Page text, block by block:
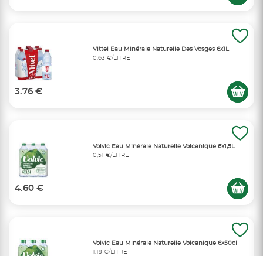
Vittel Eau Minérale Naturelle Des Vosges 6x1L
0,63 €/LITRE
3.76 €
Volvic Eau Minérale Naturelle Volcanique 6x1,5L
0,51 €/LITRE
4.60 €
Volvic Eau Minérale Naturelle Volcanique 6x50cl
1,19 €/LITRE